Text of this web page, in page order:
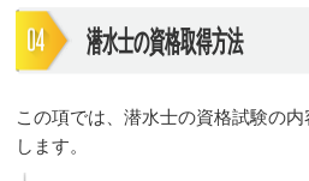
潜水士の資格取得方法
この項では、潜水士の資格試験の
します。